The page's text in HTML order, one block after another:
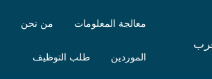
معالجة المعلومات من نحن
الموردين طلب التوظيف